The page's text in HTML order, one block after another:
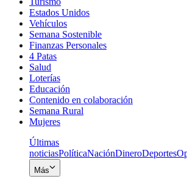
Estados Unidos
Vehículos
Semana Sostenible
Finanzas Personales
4 Patas
Salud
Loterías
Educación
Contenido en colaboración
Semana Rural
Mujeres
Últimas
noticiasPolíticaNaciónDineroDeportes
Más